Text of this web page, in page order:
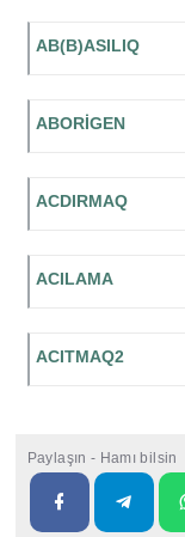
AB(B)ASILIQ
ABORİGEN
ACDIRMAQ
ACILAMA
ACITMAQ2
Paylaşın - Hamı bilsin